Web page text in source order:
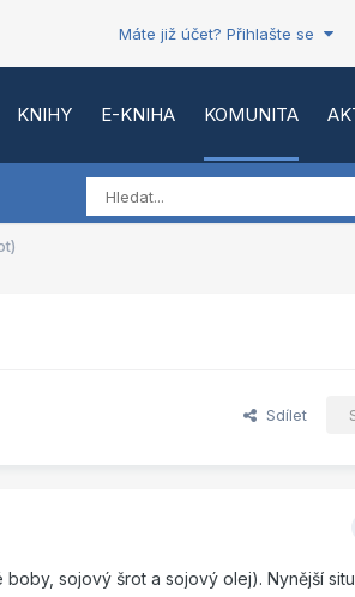
Máte již účet? Přihlašte se
KNIHY E-KNIHA KOMUNITA
Sdílet
sojový šrot a sojový olej). Nynější